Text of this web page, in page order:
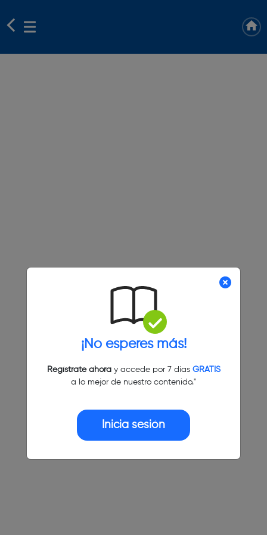
¡No esperes más!
Regístrate ahoray accede por 7 días GRATIS
a lo mejor de nuestro contenido."
Inicia sesión